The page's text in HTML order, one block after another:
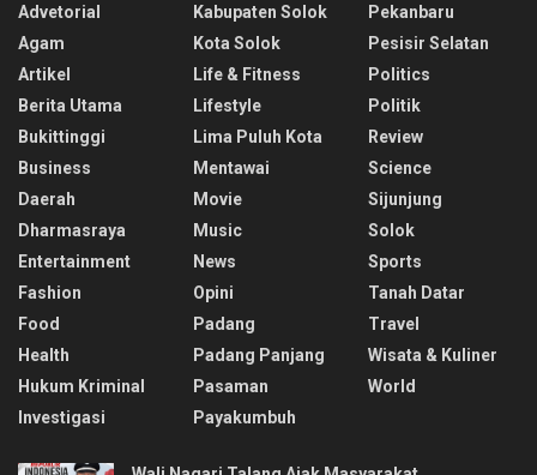
Advetorial
Agam
Artikel
Berita Utama
Bukittinggi
Business
Daerah
Dharmasraya
Entertainment
Fashion
Food
Health
Hukum Kriminal
Investigasi
Kabupaten Solok
Kota Solok
Life & Fitness
Lifestyle
Lima Puluh Kota
Mentawai
Movie
Music
News
Opini
Padang
Padang Panjang
Pasaman
Payakumbuh
Pekanbaru
Pesisir Selatan
Politics
Politik
Review
Science
Sijunjung
Solok
Sports
Tanah Datar
Travel
Wisata & Kuliner
World